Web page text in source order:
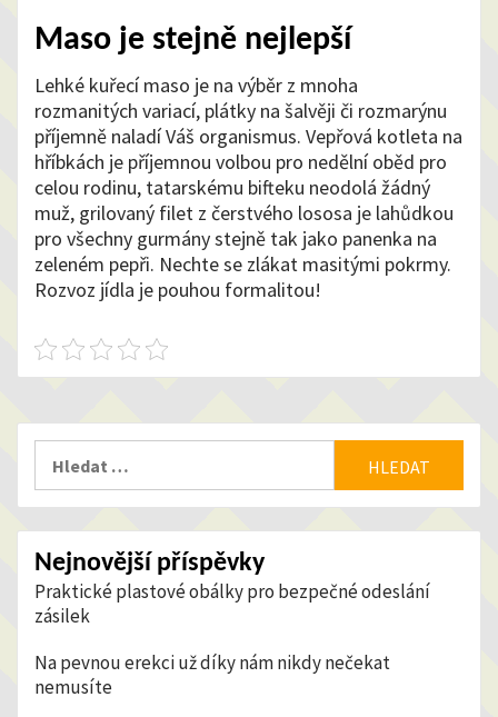
Maso je stejně nejlepší
Lehké kuřecí maso je na výběr z mnoha
rozmanitých variací, plátky na šalvěji či rozmarýnu
příjemně naladí Váš organismus. Vepřová kotleta na
hříbkách je příjemnou volbou pro nedělní oběd pro
celou rodinu, tatarskému bifteku neodolá žádný
muž, grilovaný filet z čerstvého lososa je lahůdkou
pro všechny gurmány stejně tak jako panenka na
zeleném pepři. Nechte se zlákat masitými pokrmy.
Rozvoz jídla je pouhou formalitou!
Nejnovější příspěvky
Praktické plastové obálky pro bezpečné odeslání
zásilek
Na pevnou erekci už díky nám nikdy nečekat
nemusíte